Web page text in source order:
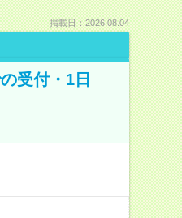
掲載日：2026.08.04
受付・1日